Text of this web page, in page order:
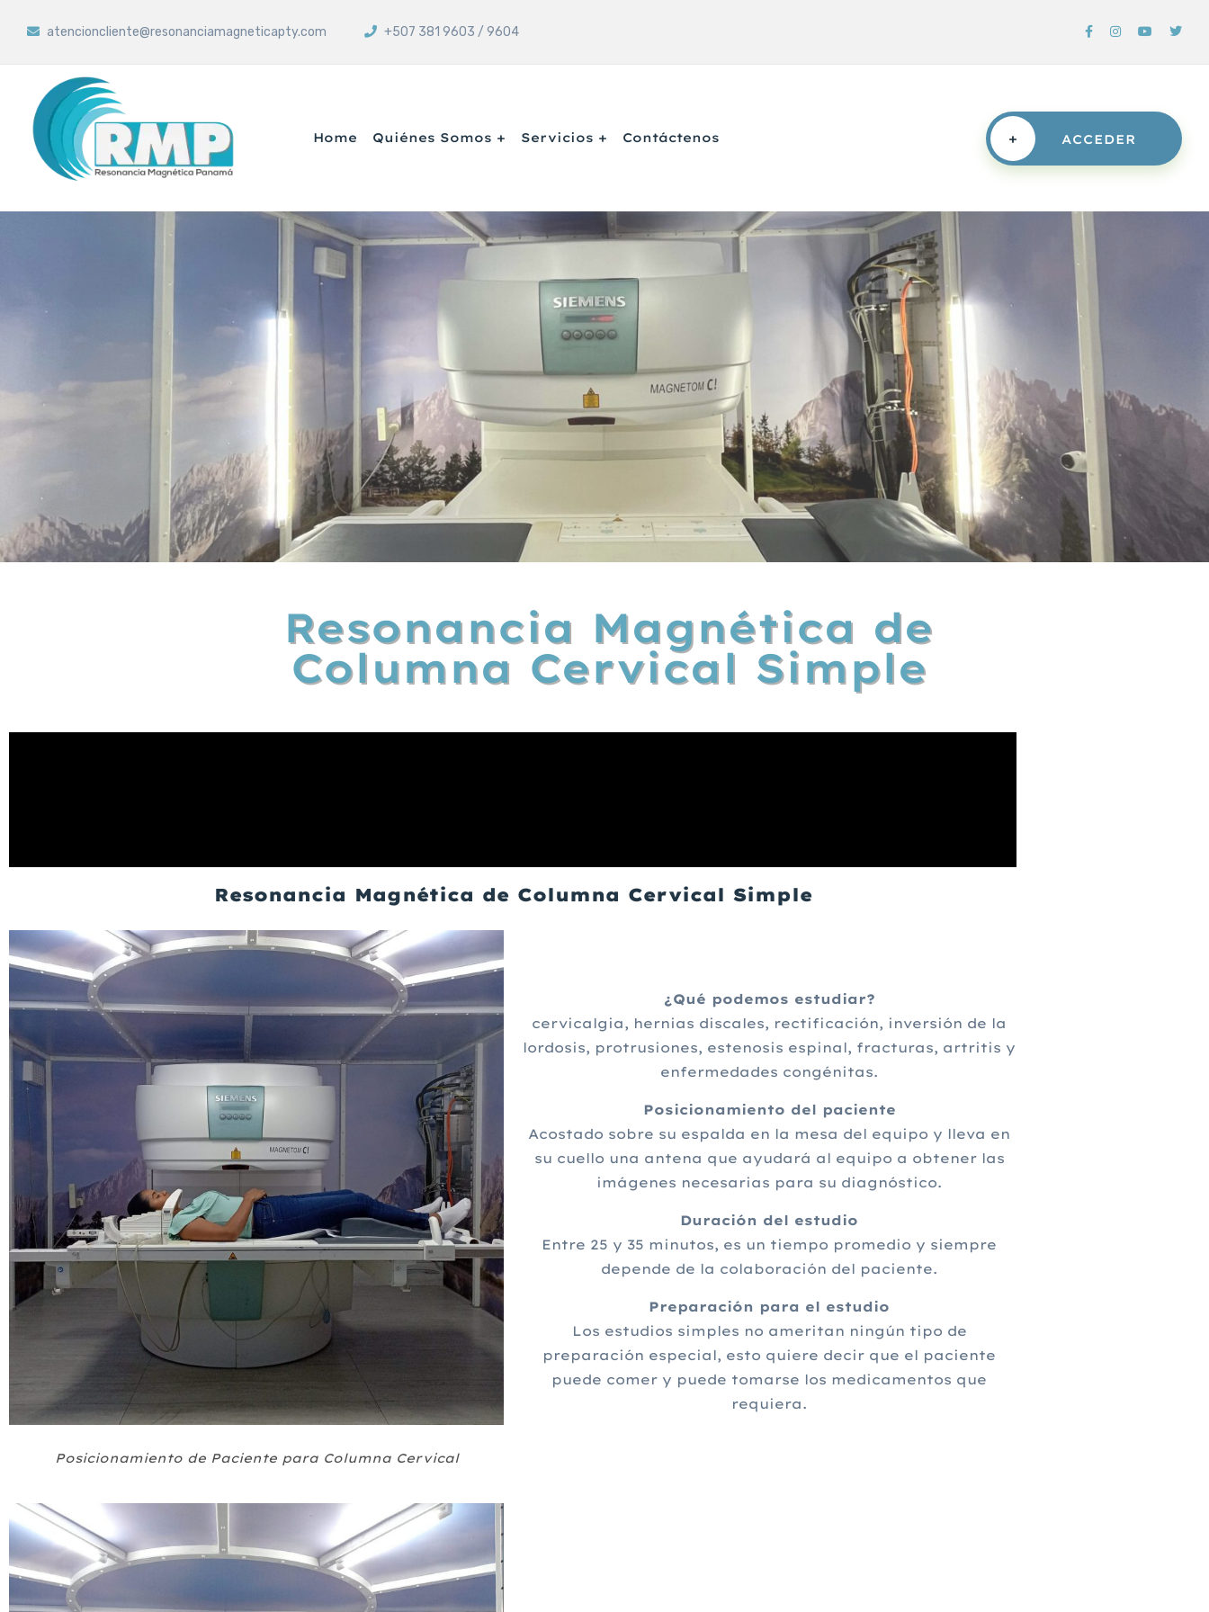
atencioncliente@resonanciamagneticapty.com +507 381 9603 / 9604
Home Quiénes Somos Servicios Contáctenos + ACCEDER
Resonancia Magnética de
Columna Cervical Simple
Resonancia Magnética de Columna Cervical Simple
Posicionamiento de Paciente para Columna Cervical
¿Qué podemos estudiar?
cervicalgia, hernias discales, rectificación, inversión de la
lordosis, protrusiones, estenosis espinal, fracturas, artritis y
enfermedades congénitas.
Posicionamiento del paciente
Acostado sobre su espalda en la mesa del equipo y lleva en
su cuello una antena que ayudará al equipo a obtener las
imágenes necesarias para su diagnóstico.
Duración del estudio
Entre 25 y 35 minutos, es un tiempo promedio y siempre
depende de la colaboración del paciente.
Preparación para el estudio
Los estudios simples no ameritan ningún tipo de
preparación especial, esto quiere decir que el paciente
puede comer y puede tomarse los medicamentos que
requiera.